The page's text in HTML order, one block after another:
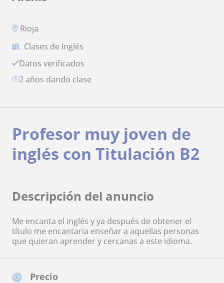
Rioja
Clases de Inglés
Datos verificados
2 años dando clase
Precio
Profesor muy joven de
inglés con Titulación B2
Descripción del anuncio
Me encanta el inglés y ya después de obtener el
título me encantaria enseñar a aquellas personas
que quieran aprender y cercanas a este idioma.